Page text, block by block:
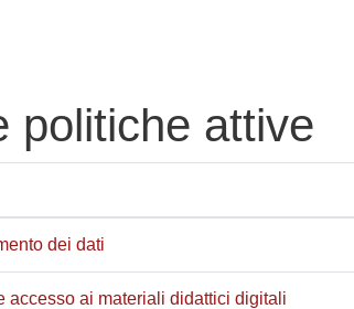
politiche attive
dei dati
accesso ai materiali didattici digitali